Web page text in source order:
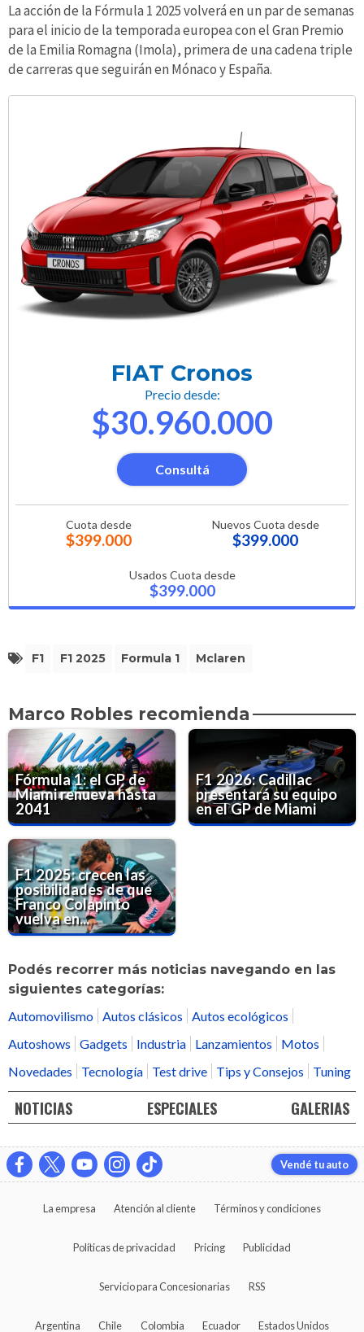
La acción de la Fórmula 1 2025 volverá en un par de semanas
para el inicio de la temporada europea con el Gran Premio
de la Emilia Romagna (Imola), primera de una cadena triple
de carreras que seguirán en Mónaco y España.
FIAT Cronos
Precio desde:
$30.960.000
Consultá
Cuota desde
$399.000
Nuevos Cuota desde
$399.000
Usados Cuota desde
$399.000
F1 F1 2025 Formula 1 Mclaren
Marco Robles recomienda
Fórmula 1: el GP de
Miami renueva hasta
2041
F1 2026: Cadillac
presentará su equipo
en el GP de Miami
F1 2025: crecen las
posibilidades de que
Franco Colapinto
vuelva en...
Podés recorrer más noticias navegando en las
siguientes categorías:
Automovilismo Autos clásicos
Autos ecológicos
Autoshows
Gadgets Industria Lanzamientos
Motos
Novedades
Tecnología Test drive Tips y Consejos Tuning
NOTICIAS ESPECIALES GALERIAS
Vendé tu auto
La empresa Atención al cliente Términos y condiciones
Políticas de privacidad Pricing Publicidad
Servicio para Concesionarias RSS
Argentina Chile Colombia Ecuador Estados Unidos